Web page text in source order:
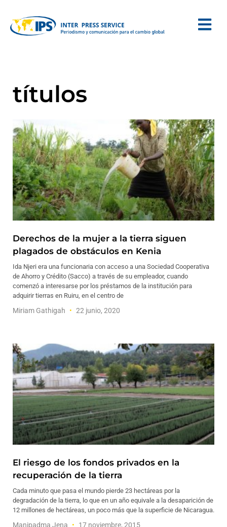
títulos
Derechos de la mujer a la tierra siguen
plagados de obstáculos en Kenia
Ida Njeri era una funcionaria con acceso a una Sociedad Cooperativa
de Ahorro y Crédito (Sacco) a través de su empleador, cuando
comenzó a interesarse por los préstamos de la institución para
adquirir tierras en Ruiru, en el centro de
Miriam Gathigah 22 junio, 2020
El riesgo de los fondos privados en la
recuperación de la tierra
Cada minuto que pasa el mundo pierde 23 hectáreas por la
degradación de la tierra, lo que en un año equivale a la desaparición de
12 millones de hectáreas, un poco más que la superficie de Nicaragua.
Manipadma Jena 17 noviembre, 2015